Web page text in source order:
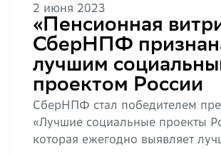
2 июня 2023
«Пенсионная
СберНПФ
лучшим
проектом России
СберНПФ стал победителем
«Лучшие социальные проекты
которая ежегодно выявляет